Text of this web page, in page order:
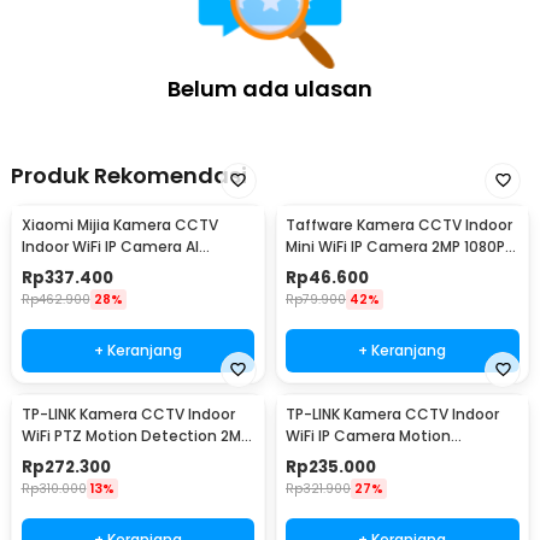
Kelengkapan Produk
Rincian yang Anda dapatkan untuk pembelian produk ini:
1 x Xiaomi Kamera CCTV Outdoor WiFi IP Camera AI Detection
1 x Panduan Penggunaan
Belum ada ulasan
Produk Rekomendasi
Xiaomi Mijia Kamera CCTV
Indoor WiFi IP Camera AI
Detection 3MP 2K - MJSXJ03HL
Rp337.400
Rp462.900 28%
+ Keranjang
Taffware Kamera CCTV Indoor
Mini WiFi IP Camera 2MP 1080P -
A9
Rp46.600
Rp79.900 42%
+ Keranjang
TP-LINK Kamera CCTV Indoor
WiFi PTZ Motion Detection 2MP
1080P - Tapo C200
Rp272.300
Rp310.000 13%
TP-LINK Kamera CCTV Indoor
WiFi IP Camera Motion
Detection 2MP 1080P - Tapo
C100
Rp235.000
Rp321.900 27%